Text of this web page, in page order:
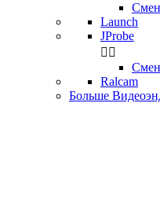
Launch
JProbe
 
Ralcam
Больше